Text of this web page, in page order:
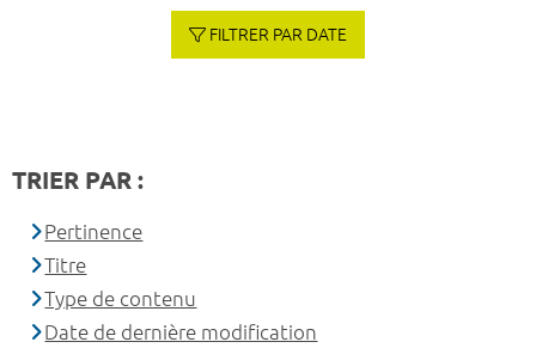
FILTRER PAR DATE
TRIER PAR :
Pertinence
Titre
Type de contenu
Date de dernière modification